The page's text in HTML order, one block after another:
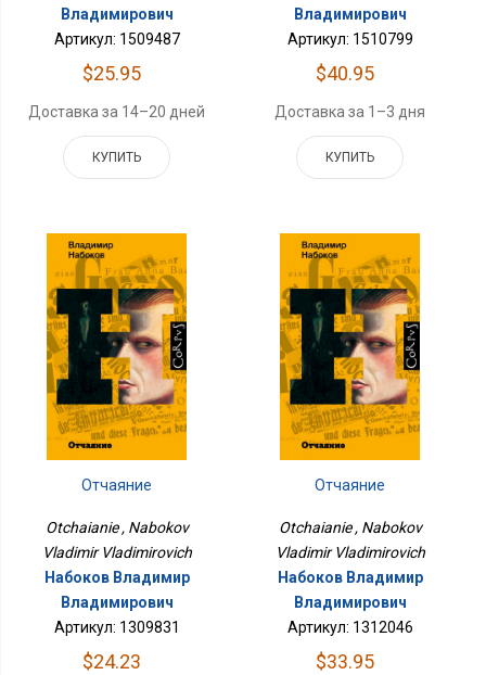
Владимирович
Артикул: 1509487
$25.95
Доставка за 14–20 дней
КУПИТЬ
Владимирович
Артикул: 1510799
$40.95
Доставка за 1–3 дня
КУПИТЬ
Отчаяние
Otchaianie , Nabokov
Vladimir Vladimirovich
Набоков Владимир
Владимирович
Артикул: 1309831
$24.23
Отчаяние
Otchaianie , Nabokov
Vladimir Vladimirovich
Набоков Владимир
Владимирович
Артикул: 1312046
$33.95